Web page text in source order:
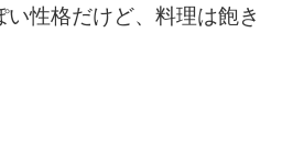
性格だけど、料理は飽き